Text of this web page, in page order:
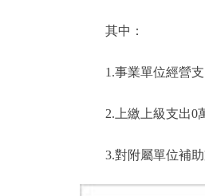
其中：
1.事業單位經營支
2.上繳上級支出0萬
3.對附屬單位補助